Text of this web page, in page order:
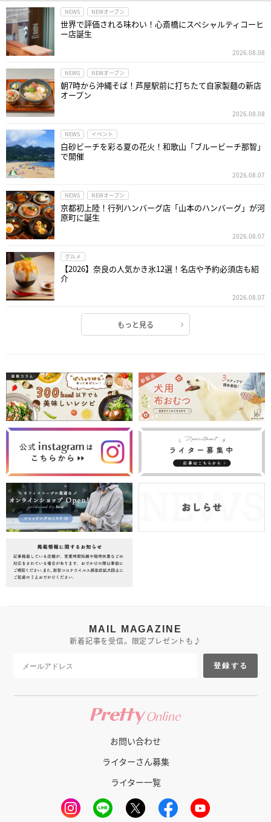
NEWS NEWオープン
世界で評価される味わい！心斎橋にスペシャルティコーヒ
ー店誕生
2026.08.08
NEWS NEWオープン
朝7時から沖縄そば！芦屋駅前に打ちたて自家製麺の新店
オープン
2026.08.08
NEWS イベント
白砂ビーチを彩る夏の花火！和歌山「ブルービーチ那智」
で開催
2026.08.07
NEWS NEWオープン
京都初上陸！行列ハンバーグ店「山本のハンバーグ」が河
原町に誕生
2026.08.07
グルメ
【2026】奈良の人気かき氷12選！名店や予約必須店も紹
介
2026.08.07
もっと見る
MAIL MAGAZINE
新着記事を受信。限定プレゼントも♪
登録する
お問い合わせ
ライターさん募集
ライター一覧